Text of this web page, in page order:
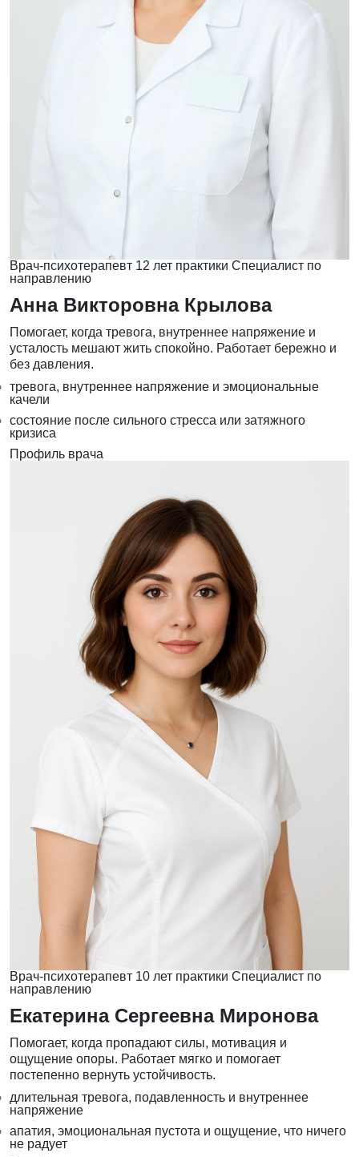
Врач-психотерапевт 12 лет практики Специалист по
направлению
Анна Викторовна Крылова
Помогает, когда тревога, внутреннее напряжение и
усталость мешают жить спокойно. Работает бережно и
без давления.
тревога, внутреннее напряжение и эмоциональные
качели
состояние после сильного стресса или затяжного
кризиса
Профиль врача
Врач-психотерапевт 10 лет практики Специалист по
направлению
Екатерина Сергеевна Миронова
Помогает, когда пропадают силы, мотивация и
ощущение опоры. Работает мягко и помогает
постепенно вернуть устойчивость.
длительная тревога, подавленность и внутреннее
напряжение
апатия, эмоциональная пустота и ощущение, что ничего
не радует